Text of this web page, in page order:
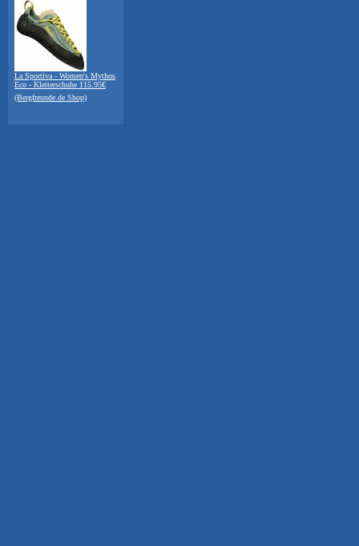
La Sportiva - Women's Mythos
Eco - Kletterschuhe 115.95€
(Bergfreunde.de Shop)